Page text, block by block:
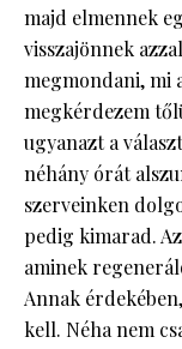
majd elmennek
visszajönnek
megmondani, mi
megkérdezem
ugyanazt a
néhány órát
szerveinken
pedig kimarad.
aminek
Annak
kell. Néha nem